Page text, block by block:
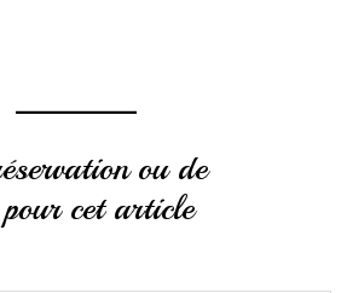
ou de
pour cet article